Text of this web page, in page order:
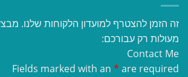
זה הזמן להצטרף למועדון הלקוחות שלנו.
מעולות רק עבורכם:
Contact Me
Fields marked with an * are required